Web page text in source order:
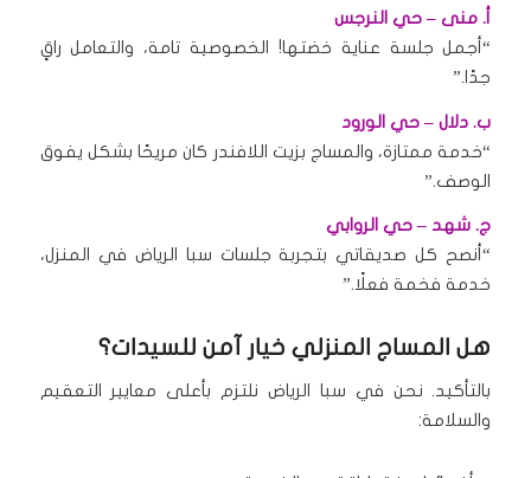
أ. منى – حي النرجس
“أجمل جلسة عناية خضتها! الخصوصية تامة، والتعامل راقٍ
جدًا.”
ب. دلال – حي الورود
“خدمة ممتازة، والمساج بزيت اللافندر كان مريحًا بشكل يفوق
الوصف.”
ج. شهد – حي الروابي
“أنصح كل صديقاتي بتجربة جلسات سبا الرياض في المنزل،
خدمة فخمة فعلًا.”
هل المساج المنزلي خيار آمن للسيدات؟
بالتأكيد. نحن في سبا الرياض نلتزم بأعلى معايير التعقيم
والسلامة: